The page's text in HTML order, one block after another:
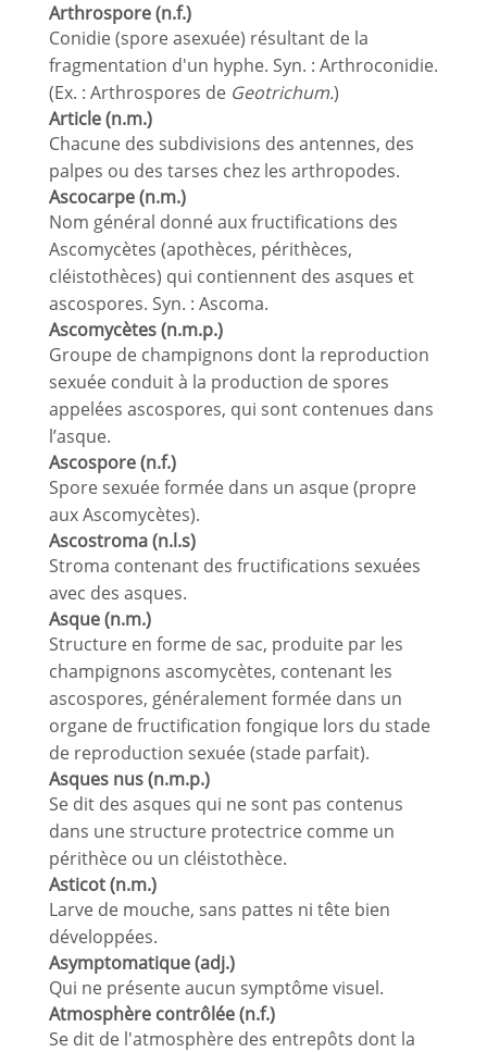
Arthrospore (n.f.)
Conidie (spore asexuée) résultant de la
fragmentation d'un hyphe. Syn. : Arthroconidie.
(Ex. : Arthrospores de Geotrichum.)
Article (n.m.)
Chacune des subdivisions des antennes, des
palpes ou des tarses chez les arthropodes.
Ascocarpe (n.m.)
Nom général donné aux fructifications des
Ascomycètes (apothèces, périthèces,
cléistothèces) qui contiennent des asques et
ascospores. Syn. : Ascoma.
Ascomycètes (n.m.p.)
Groupe de champignons dont la reproduction
sexuée conduit à la production de spores
appelées ascospores, qui sont contenues dans
l’asque.
Ascospore (n.f.)
Spore sexuée formée dans un asque (propre
aux Ascomycètes).
Ascostroma (n.l.s)
Stroma contenant des fructifications sexuées
avec des asques.
Asque (n.m.)
Structure en forme de sac, produite par les
champignons ascomycètes, contenant les
ascospores, généralement formée dans un
organe de fructification fongique lors du stade
de reproduction sexuée (stade parfait).
Asques nus (n.m.p.)
Se dit des asques qui ne sont pas contenus
dans une structure protectrice comme un
périthèce ou un cléistothèce.
Asticot (n.m.)
Larve de mouche, sans pattes ni tête bien
développées.
Asymptomatique (adj.)
Qui ne présente aucun symptôme visuel.
Atmosphère contrôlée (n.f.)
Se dit de l'atmosphère des entrepôts dont la